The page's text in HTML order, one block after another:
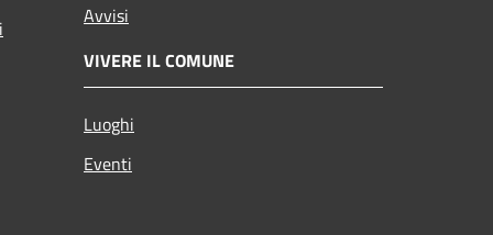
Avvisi
VIVERE IL COMUNE
Luoghi
Eventi